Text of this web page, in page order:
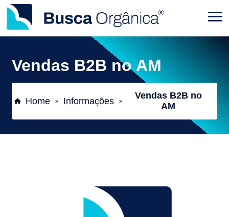
Vendas B2B no AM
Home » Informações »
Vendas B2B no
AM